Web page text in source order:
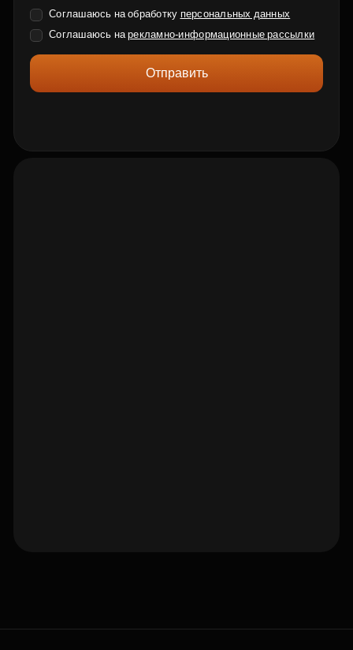
Соглашаюсь на обработку персональных данных
Соглашаюсь нарекламно-информационные рассылки
Отправить